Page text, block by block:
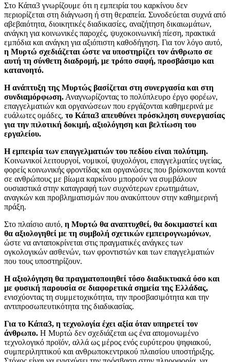
Στο Κάπα3 γνωρίζουμε ότι η εμπειρία του καρκίνου δεν
περιορίζεται στη διάγνωση ή στη θεραπεία. Συνοδεύεται συχνά από
αβεβαιότητα, διοικητικές διαδικασίες, αναζήτηση δικαιωμάτων,
ανάγκη για κοινωνικές παροχές, ψυχοκοινωνική πίεση, πρακτικά
εμπόδια και ανάγκη για αξιόπιστη καθοδήγηση. Για τον λόγο αυτό,
η Μυρτώ σχεδιάζεται ώστε να υποστηρίζει τον άνθρωπο σε
αυτή τη σύνθετη διαδρομή, με τρόπο σαφή, προσβάσιμο και
κατανοητό.
Η ανάπτυξη της Μυρτώς βασίζεται στη συνεργασία και στη
συνδιαμόρφωση. Αναγνωρίζοντας το πολύπλευρο έργο φορέων,
επαγγελματιών και οργανώσεων που εργάζονται καθημερινά με
ευάλωτες ομάδες, το Κάπα3 απευθύνει πρόσκληση συνεργασίας
για την πιλοτική δοκιμή, αξιολόγηση και βελτίωση του
εργαλείου.
Η εμπειρία των επαγγελματιών του πεδίου είναι πολύτιμη.
Κοινωνικοί λειτουργοί, νομικοί, ψυχολόγοι, επαγγελματίες υγείας,
φορείς κοινωνικής φροντίδας και οργανώσεις που βρίσκονται κοντά
σε ανθρώπους με βίωμα καρκίνου μπορούν να συμβάλουν
ουσιαστικά στην καταγραφή των συχνότερων ερωτημάτων,
αναγκών και προβληματισμών που ανακύπτουν στην καθημερινή
πράξη.
Στο πλαίσιο αυτό, η Μυρτώ θα αναπτυχθεί, θα δοκιμαστεί και
θα αξιολογηθεί με τη συμβολή σχετικών εμπειρογνωμόνων,
ώστε να ανταποκρίνεται στις πραγματικές ανάγκες των
ογκολογικών ασθενών, των φροντιστών και των επαγγελματιών
που τους υποστηρίζουν.
Η αξιολόγηση θα πραγματοποιηθεί τόσο διαδικτυακά όσο και
με φυσική παρουσία σε διαφορετικά σημεία της Ελλάδας,
ενισχύοντας τη συμμετοχικότητα, την προσβασιμότητα και την
αντιπροσωπευτικότητα της διαδικασίας.
Για το Κάπα3, η τεχνολογία έχει αξία όταν υπηρετεί τον
άνθρωπο. Η Μυρτώ δεν σχεδιάζεται ως ένα απομονωμένο
τεχνολογικό προϊόν, αλλά ως μέρος ενός ευρύτερου ψηφιακού,
συμπεριληπτικού και ανθρωποκεντρικού πλαισίου υποστήριξης.